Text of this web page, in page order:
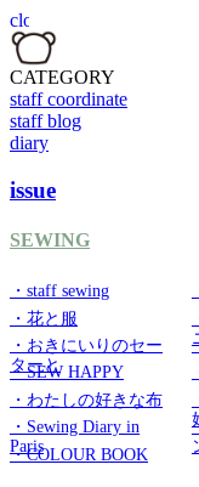
CATEGORY
staff coordinate
staff blog
diary
issue
SEWING
・staff sewing
・花と服
・おきにいりのセー
ターと
・SEW HAPPY
・わたしの好きな布
・Sewing Diary in
Paris
・COLOUR BOOK